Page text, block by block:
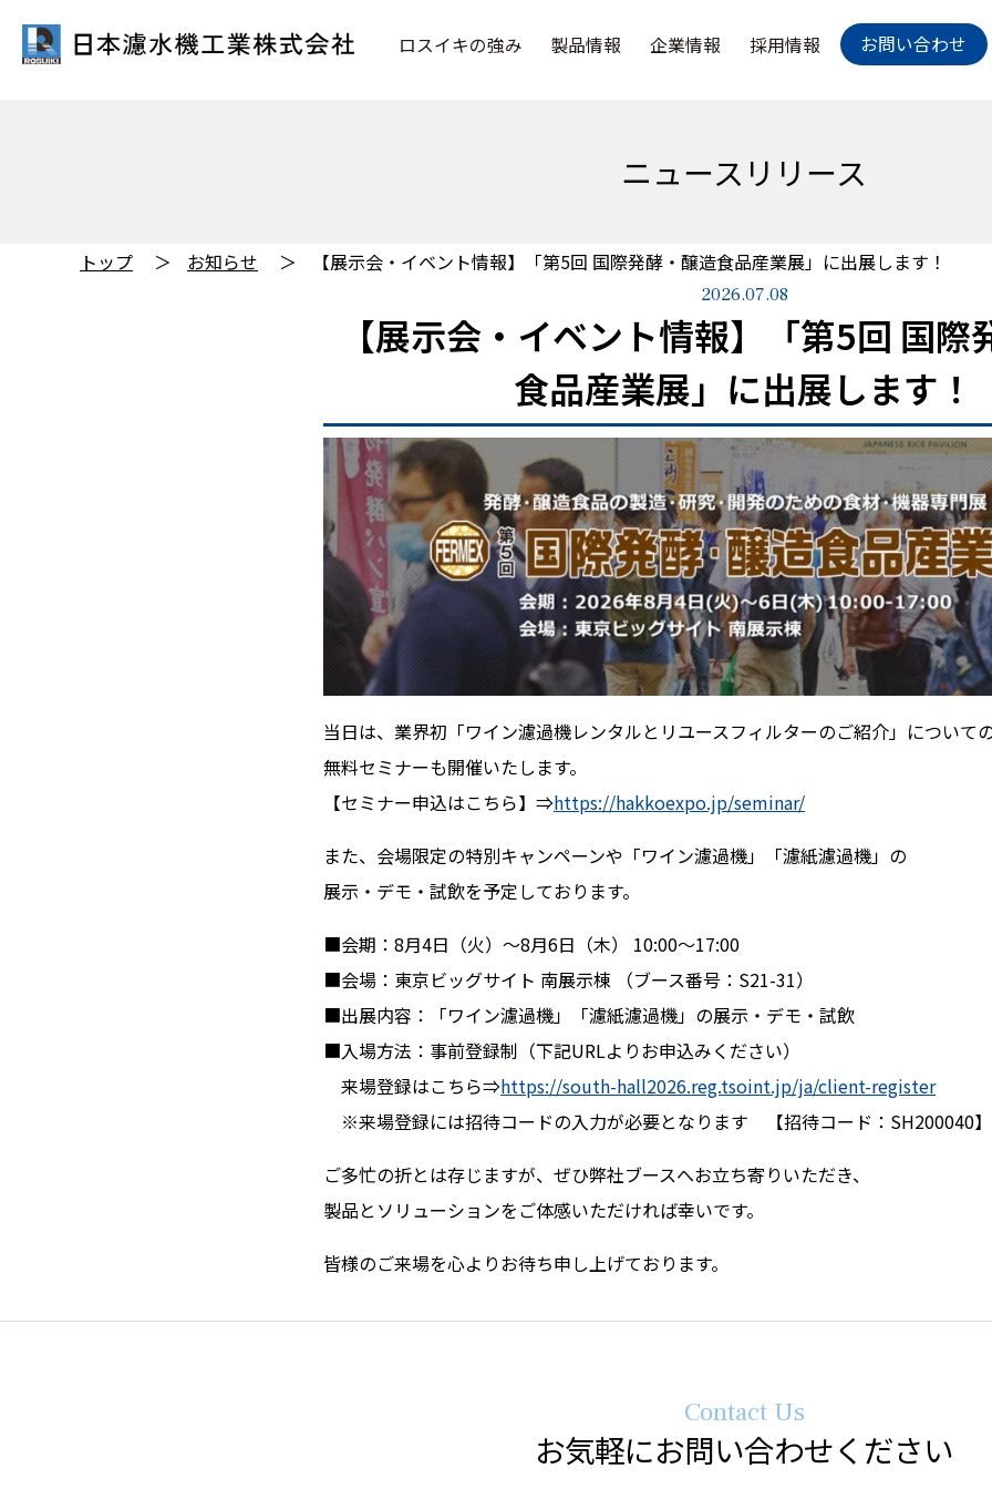
ロスイキの強み 製品情報 企業情報 採用情報 お問い合わせ
ニュースリリース
トップ お知らせ 【展示会・イベント情報】「第5回 国際発酵・醸造食品産業展」に出展します！
2026.07.08
【展示会・イベント情報】「第5回 国際
食品産業展」に出展します！
当日は、業界初「ワイン濾過機レンタルとリユースフィルターのご紹介」について
無料セミナーも開催いたします。
【セミナー申込はこちら】⇒https://hakkoexpo.jp/seminar/
また、会場限定の特別キャンペーンや「ワイン濾過機」「濾紙濾過機」の
展示・デモ・試飲を予定しております。
■会期：8月4日（火）〜8月6日（木） 10:00〜17:00
■会場：東京ビッグサイト 南展示棟 （ブース番号：S21-31）
■出展内容：「ワイン濾過機」「濾紙濾過機」の展示・デモ・試飲
■入場方法：事前登録制（下記URLよりお申込みください）
来場登録はこちら⇒https://south-hall2026.reg.tsoint.jp/ja/client-register
※来場登録には招待コードの入力が必要となります 【招待コード：SH200040】
ご多忙の折とは存じますが、ぜひ弊社ブースへお立ち寄りいただき、
製品とソリューションをご体感いただければ幸いです。
皆様のご来場を心よりお待ち申し上げております。
Contact Us
お気軽にお問い合わせください